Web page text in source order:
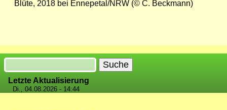
Blüte, 2018 bei Ennepetal/NRW (© C. Beckmann)
Suche
Letzte Aktualisierung
Di., 04.08.2026 - 14:44